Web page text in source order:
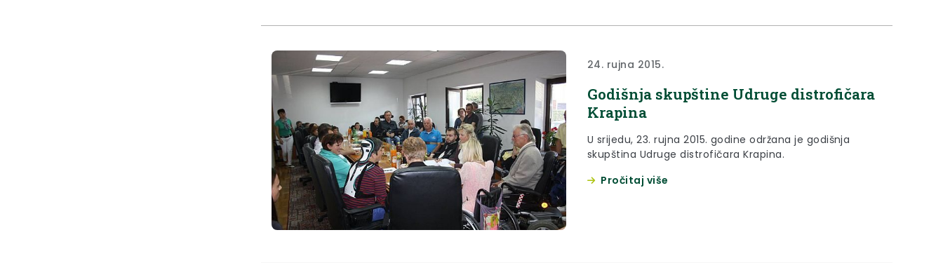
24. rujna 2015.
Godišnja skupštine Udruge distrofičara
Krapina
U srijedu, 23. rujna 2015. godine održana je godišnja
skupština Udruge distrofičara Krapina.
Pročitaj više